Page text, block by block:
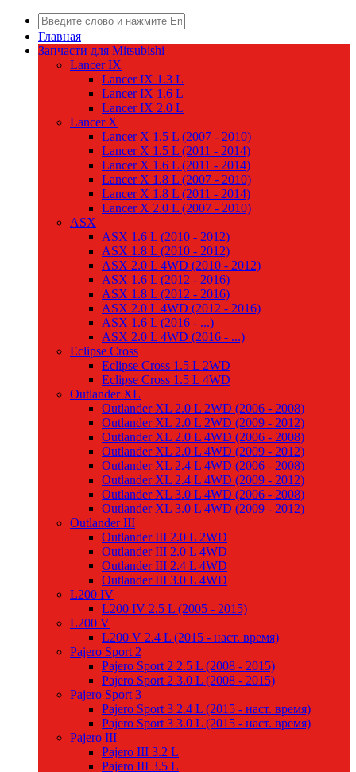
Главная
Запчасти для Mitsubishi
Lancer IX
Lancer IX 1.3 L
Lancer IX 1.6 L
Lancer IX 2.0 L
Lancer X
Lancer X 1.5 L (2007 - 2010)
Lancer X 1.5 L (2011 - 2014)
Lancer X 1.6 L (2011 - 2014)
Lancer X 1.8 L (2007 - 2010)
Lancer X 1.8 L (2011 - 2014)
Lancer X 2.0 L (2007 - 2010)
ASX
ASX 1.6 L (2010 - 2012)
ASX 1.8 L (2010 - 2012)
ASX 2.0 L 4WD (2010 - 2012)
ASX 1.6 L (2012 - 2016)
ASX 1.8 L (2012 - 2016)
ASX 2.0 L 4WD (2012 - 2016)
ASX 1.6 L (2016 - ...)
ASX 2.0 L 4WD (2016 - ...)
Eclipse Cross
Eclipse Cross 1.5 L 2WD
Eclipse Cross 1.5 L 4WD
Outlander XL
Outlander XL 2.0 L 2WD (2006 - 2008)
Outlander XL 2.0 L 2WD (2009 - 2012)
Outlander XL 2.0 L 4WD (2006 - 2008)
Outlander XL 2.0 L 4WD (2009 - 2012)
Outlander XL 2.4 L 4WD (2006 - 2008)
Outlander XL 2.4 L 4WD (2009 - 2012)
Outlander XL 3.0 L 4WD (2006 - 2008)
Outlander XL 3.0 L 4WD (2009 - 2012)
Outlander III
Outlander III 2.0 L 2WD
Outlander III 2.0 L 4WD
Outlander III 2.4 L 4WD
Outlander III 3.0 L 4WD
L200 IV
L200 IV 2.5 L (2005 - 2015)
L200 V
L200 V 2.4 L (2015 - наст. время)
Pajero Sport 2
Pajero Sport 2 2.5 L (2008 - 2015)
Pajero Sport 2 3.0 L (2008 - 2015)
Pajero Sport 3
Pajero Sport 3 2.4 L (2015 - наст. время)
Pajero Sport 3 3.0 L (2015 - наст. время)
Pajero III
Pajero III 3.2 L
Pajero III 3.5 L